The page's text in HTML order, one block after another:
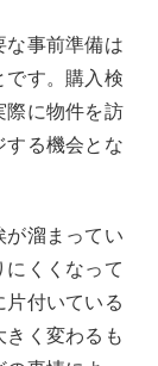
事前準備は
す。購入検
際に物件を訪
る機会とな
溜まってい
くくなって
付いている
く変わるも